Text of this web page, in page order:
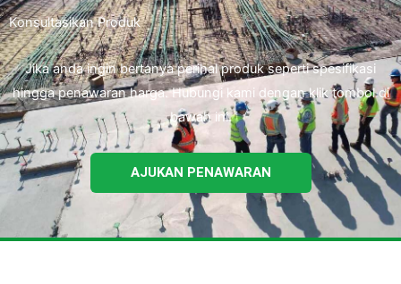
Konsultasikan Produk
Jika anda ingin bertanya perihal produk seperti spesifikasi
hingga penawaran harga. Hubungi kami dengan klik tombol di
bawah ini.
AJUKAN PENAWARAN